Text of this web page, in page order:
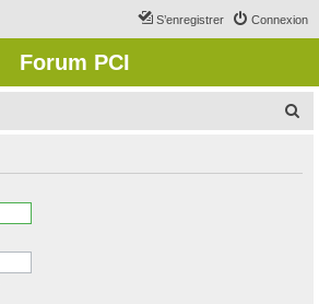
Connexion
S’enregistrer
Forum PCI